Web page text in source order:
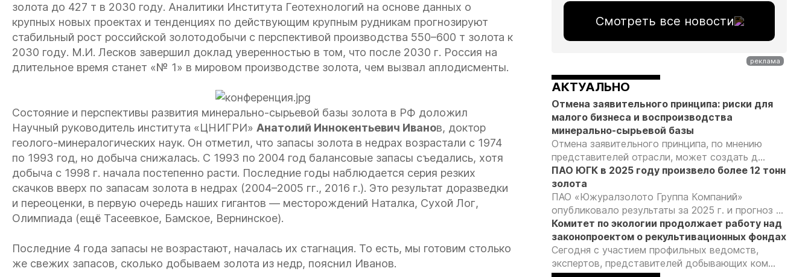
золота до 427 т в 2030 году. Аналитики Института Геотехнологий на основе данных о
крупных новых проектах и тенденциях по действующим крупным рудникам прогнозируют
стабильный рост российской золотодобычи с перспективой производства 550–600 т золота к
2030 году. М.И. Лесков завершил доклад уверенностью в том, что после 2030 г. Россия на
длительное время станет «№ 1» в мировом производстве золота, чем вызвал аплодисменты.
Состояние и перспективы развития минерально-сырьевой базы золота в РФ доложил
Научный руководитель института «ЦНИГРИ» Анатолий Иннокентьевич Иванов, доктор
геолого-минералогических наук. Он отметил, что запасы золота в недрах возрастали с 1974
по 1993 год, но добыча снижалась. С 1993 по 2004 год балансовые запасы съедались, хотя
добыча с 1998 г. начала постепенно расти. Последние годы наблюдается серия резких
скачков вверх по запасам золота в недрах (2004–2005 гг., 2016 г.). Это результат доразведки
и переоценки, в первую очередь наших гигантов — месторождений Наталка, Сухой Лог,
Олимпиада (ещё Тасеевкое, Бамское, Вернинское).
Последние 4 года запасы не возрастают, началась их стагнация. То есть, мы готовим столько
же свежих запасов, сколько добываем золота из недр, пояснил Иванов.
Смотреть все новости
АКТУАЛЬНО
Отмена заявительного принципа: риски для
малого бизнеса и воспроизводства
минерально-сырьевой базы
Отмена заявительного принципа, по мнению
представителей отрасли, может создать д...
ПАО ЮГК в 2025 году произвело более 12 тонн
золота
ПАО «Южуралзолото Группа Компаний»
опубликовало результаты за 2025 г. и прогноз ...
Комитет по экологии продолжает работу над
законопроектом о рекультивационных фондах
Сегодня с участием профильных ведомств,
экспертов, представителей добывающих ком...